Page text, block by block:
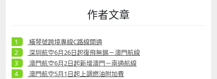
作者文章
橫琴號跨境專線C路線開通
深圳航空6月26日起復飛無錫－澳門航線
澳門航空6月2日起新增澳門－南通航線
澳門航空5月1日起上調燃油附加費